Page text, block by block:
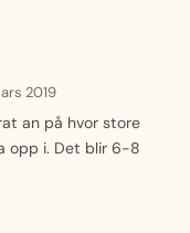
2019
an på hvor store
opp i. Det blir 6-8